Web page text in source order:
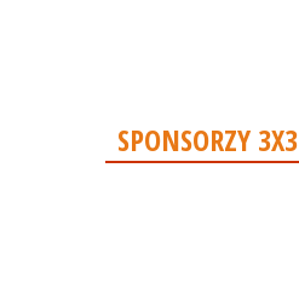
SPONSORZY 3X3